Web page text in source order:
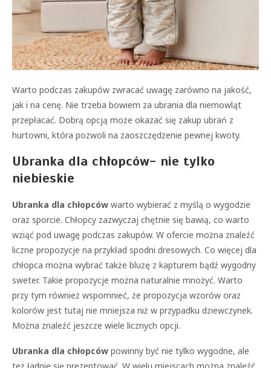
Warto podczas zakupów zwracać uwagę zarówno na jakość,
jak i na cenę. Nie trzeba bowiem za ubrania dla niemowląt
przepłacać. Dobrą opcją może okazać się zakup ubrań z
hurtowni, która pozwoli na zaoszczędzenie pewnej kwoty.
Ubranka dla chłopców- nie tylko
niebieskie
Ubranka dla chłopców warto wybierać z myślą o wygodzie
oraz sporcie. Chłopcy zazwyczaj chętnie się bawią, co warto
wziąć pod uwagę podczas zakupów. W ofercie można znaleźć
liczne propozycje na przykład spodni dresowych. Co więcej dla
chłopca można wybrać także bluzę z kapturem bądź wygodny
sweter. Takie propozycje można naturalnie mnożyć. Warto
przy tym również wspomnieć, że propozycja wzorów oraz
kolorów jest tutaj nie mniejsza niż w przypadku dziewczynek.
Można znaleźć jeszcze wiele licznych opcji.
Ubranka dla chłopców powinny być nie tylko wygodne, ale
też ładnie się prezentować. W wielu miejscach można znaleźć